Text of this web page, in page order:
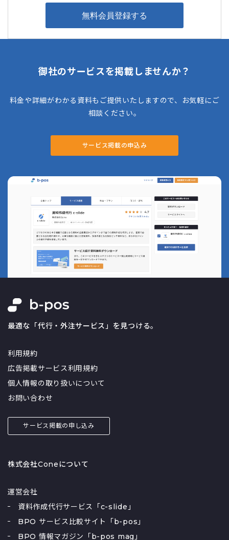
御社のサービスを掲載しませんか？
料金や詳細がわかる資料もご提供いたしますので、お気軽にご
相談ください。
サービス掲載の申込み
最適な「代行・外注サービス」を見つける。
利用規約
広告掲載サービス利用規約
個人情報の取り扱いについて
お問い合わせ
サービス掲載の申し込み
株式会社Coneについて
運営会社
資料作成代行サービス「c-slide」
BPO サービス比較サイト「b-pos」
BPO 情報マガジン「b-pos mag」